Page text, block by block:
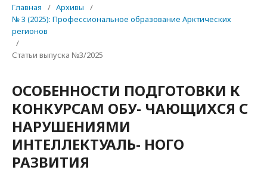
Главная / Архивы
/
№ 3 (2025): Профессиональное образование Арктических
регионов
/
Статьи выпуска №3/2025
ОСОБЕННОСТИ ПОДГОТОВКИ К
КОНКУРСАМ ОБУ- ЧАЮЩИХСЯ С
НАРУШЕНИЯМИ
ИНТЕЛЛЕКТУАЛЬ- НОГО
РАЗВИТИЯ